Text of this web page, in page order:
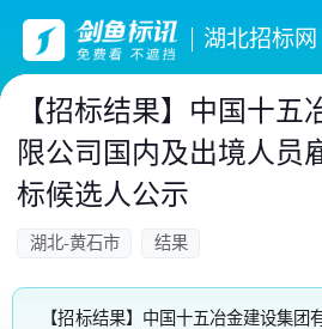
湖北招标网
【招标结果】中国十五
限公司国内及出境人员
标候选人公示
湖北-黄石市 结果
【招标结果】中国十五冶金建设集团